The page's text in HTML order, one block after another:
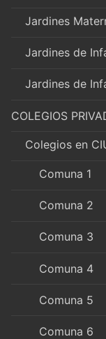
Jardines
Jardines de
Jardines de
COLEGIOS
Colegios en
Comuna 1
Comuna 2
Comuna 3
Comuna 4
Comuna 5
Comuna 6